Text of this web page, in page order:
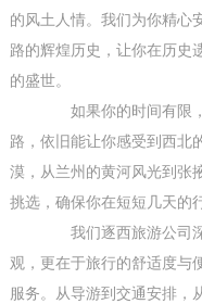
的风土人情。我们为你精心
路的辉煌历史，让你在历史
的盛世。
如果你的时间有限，
路，依旧能让你感受到西北
漠，从兰州的黄河风光到张
挑选，确保你在短短几天的
我们逐西旅游公司深
观，更在于旅行的舒适度与
服务。从导游到交通安排，